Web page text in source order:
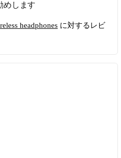
めします
headphones に対するレビ